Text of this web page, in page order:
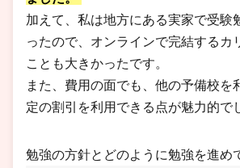
加えて、私は地方にある実家で受験
ったので、オンラインで完結するカ
ことも大きかったです。
また、費用の面でも、他の予備校を
定の割引を利用できる点が魅力的で
勉強の方針とどのように勉強を進め